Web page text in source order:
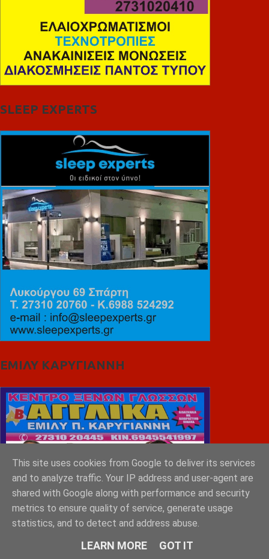
SLEEP EXPERTS
ΕΜΙΛΥ ΚΑΡΥΓΙΑΝΝΗ
This site uses cookies from Google to deliver its services
and to analyze traffic. Your IP address and user-agent are
shared with Google along with performance and security
metrics to ensure quality of service, generate usage
statistics, and to detect and address abuse.
LEARN MORE GOT IT